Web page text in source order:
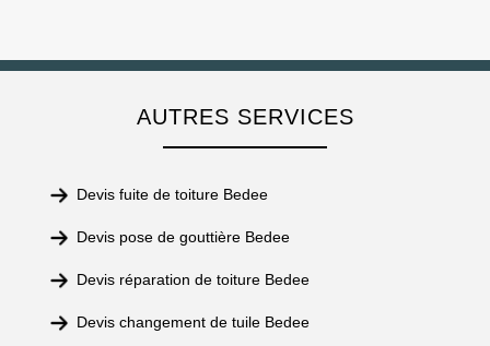
AUTRES SERVICES
Devis fuite de toiture Bedee
Devis pose de gouttière Bedee
Devis réparation de toiture Bedee
Devis changement de tuile Bedee